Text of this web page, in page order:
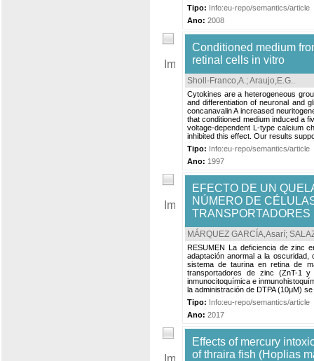
Tipo: Info:eu-repo/semantics/article
Ano: 2008
Conditioned medium
retinal cells in vitro
Sholl-Franco,A.;Araujo,E.G..
Cytokines are a heterogeneous
and differentiation of neuronal and
concanavalin A increased
that conditioned medium induced a
voltage-dependent L-type calcium
inhibited this effect. Our results
Tipo: Info:eu-repo/semantics/article
Ano: 1997
EFECTO DE UN
NÚMERO DE
MÁRQUEZ GARCÍA,Asarí;
RESUMEN La deficiencia de zinc
adaptación anormal a la
sistema de taurina en retina de
transportadores de zinc (ZnT-1 y
inmunocitoquímica e
la administración de DTPA (10μM)
Tipo: Info:eu-repo/semantics/article
Ano: 2017
Effects of mercury
of thraira fish (Hoplias